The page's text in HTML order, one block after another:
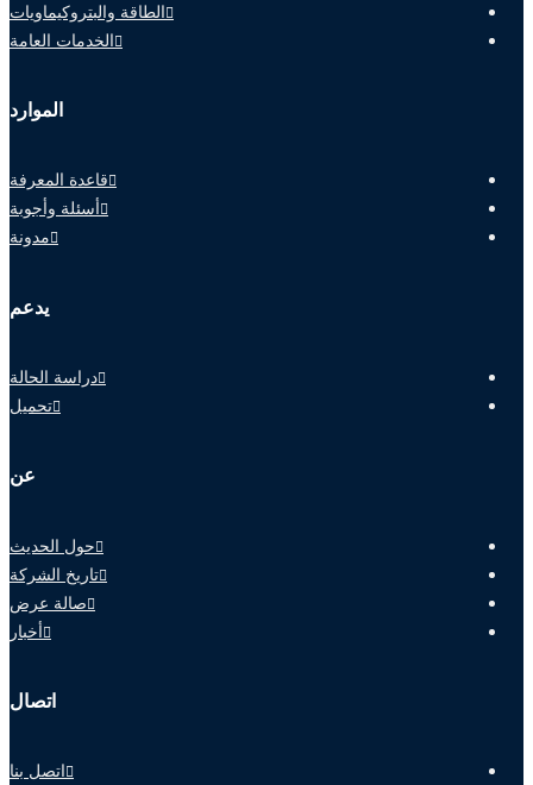
الطاقة والبتروكيماويات
الخدمات العامة
الموارد
قاعدة المعرفة
أسئلة وأجوبة
مدونة
يدعم
دراسة الحالة
تحميل
عن
حول الحديث
تاريخ الشركة
صالة عرض
أخبار
اتصال
اتصل بنا